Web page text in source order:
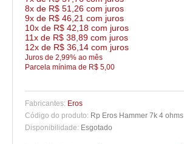
8x de R$ 51,26 com juros
9x de R$ 46,21 com juros
10x de R$ 42,18 com juros
11x de R$ 38,89 com juros
12x de R$ 36,14 com juros
Juros de 2,99% ao mês
Parcela mínima de R$ 5,00
Fabricantes: Eros
Código do produto: Rp Eros Hammer 7k 4 ohms
Disponibilidade: Esgotado